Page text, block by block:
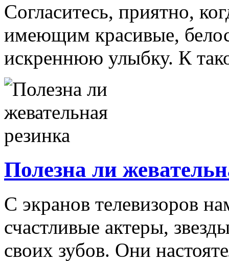
Согласитесь, приятно,
имеющим красивые,
искреннюю улыбку. К
Полезна ли
С экранов телевизоров
счастливые актеры,
своих зубов. Они